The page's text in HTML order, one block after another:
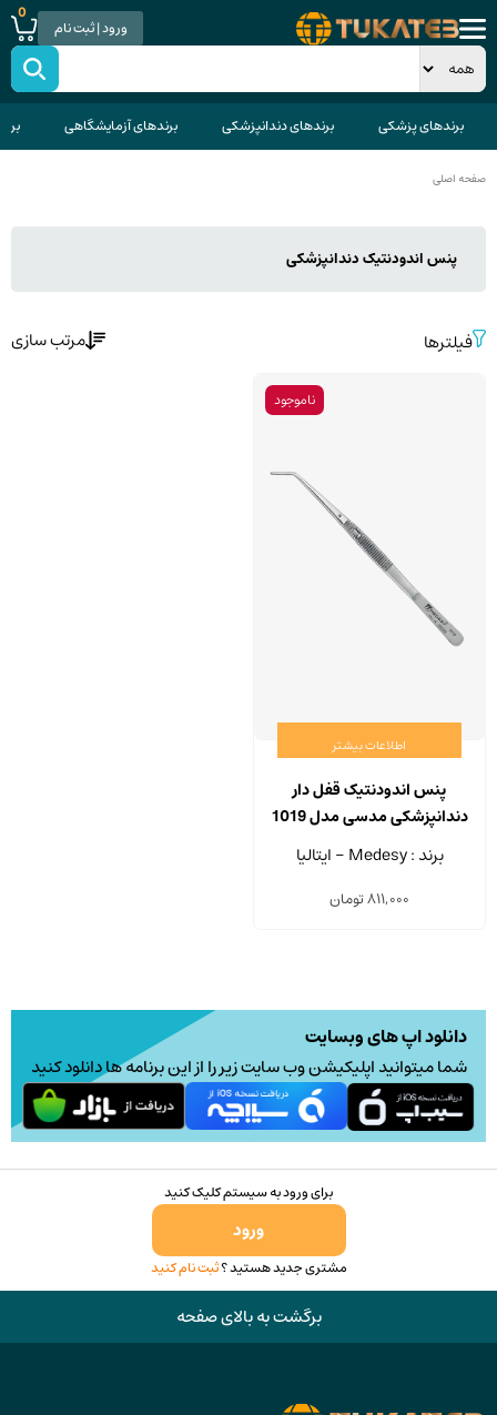
ورود | ثبت نام
0
برندهای پزشکی برندهای دندانپزشکی برندهای آزمایشگاهی
صفحه اصلی
پنس اندودنتیک دندانپزشکی
فیلترها مرتب سازی
ناموجود
اطلاعات بیشتر
پنس اندودنتیک قفل دار
دندانپزشکی مدسی مدل 1019
برند : Medesy - ایتالیا
811,000تومان
دانلود اپ های وبسایت
شما میتوانید اپلیکیشن وب سایت زیر را از این برنامه ها دانلود کنید
برای ورود به سیستم کلیک کنید
ورود
مشتری جدید هستید ؟ثبت نام کنید
برگشت به بالای صفحه